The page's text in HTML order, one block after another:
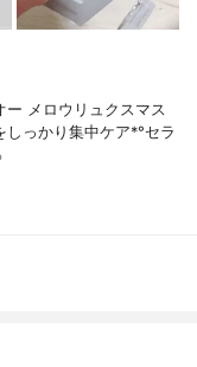
ー メロウリュクスマス
っかり集中ケア*°セラ